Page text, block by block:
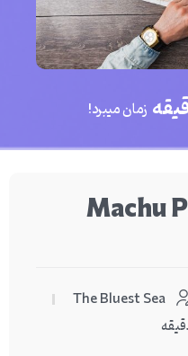
زمان میبرد!
Machu
The Bluest Sea